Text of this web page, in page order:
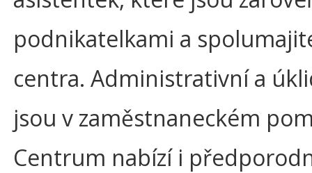
podnikatelkami a
centra. Administrativní a
jsou v zaměstnaneckém
Centrum nabízí i